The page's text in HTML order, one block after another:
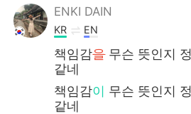
ENKI DAIN
KR EN
책임감을무슨 뜻인지
같네
책임감이 무슨 뜻인지
같네